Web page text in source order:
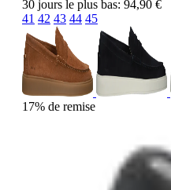
30 jours le plus bas: 94,90 €
41 42 43 44 45
17% de remise